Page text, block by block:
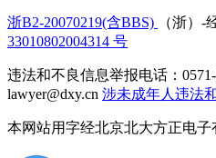
浙B2-20070219(含BBS) （浙）-
33010802004314 号
违法和不良信息举报电话：0571-
lawyer@dxy.cn 涉未成年人违法
本网站用字经北京北大方正电